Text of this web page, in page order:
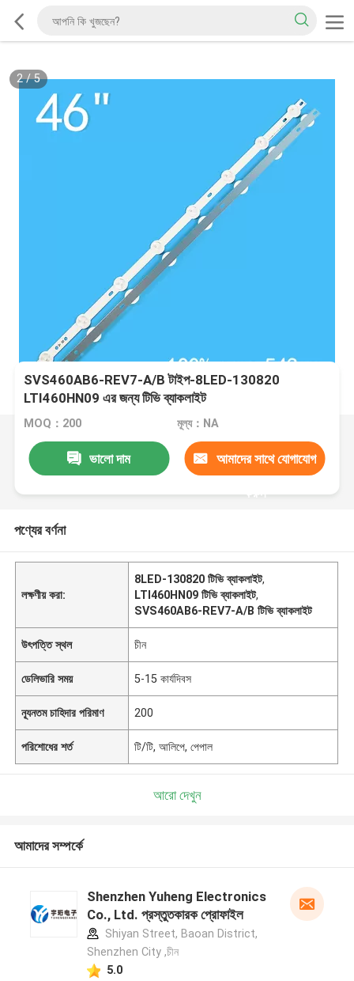
2/5
SVS460AB6-REV7-A/B টাইপ-8LED-130820
LTI460HN09 এর জন্য টিভি ব্যাকলাইট
MOQ：200 মূল্য：NA
ভালো দাম আমাদের সাথে যোগাযোগ
করুন
পণ্যের বর্ণনা
লক্ষণীয় করা:
8LED-130820 টিভি ব্যাকলাইট,
LTI460HN09 টিভি ব্যাকলাইট,
SVS460AB6-REV7-A/B টিভি ব্যাকলাইট
উৎপত্তি স্থল চীন
ডেলিভারি সময় 5-15 কার্যদিবস
ন্যূনতম চাহিদার পরিমাণ 200
পরিশোধের শর্ত টি/টি, আলিপে, পেপাল
আরো দেখুন
আমাদের সম্পর্কে
Shenzhen Yuheng Electronics
Co., Ltd. প্রস্তুতকারক প্রোফাইল
Shiyan Street, Baoan District,
Shenzhen City ,চীন
5.0